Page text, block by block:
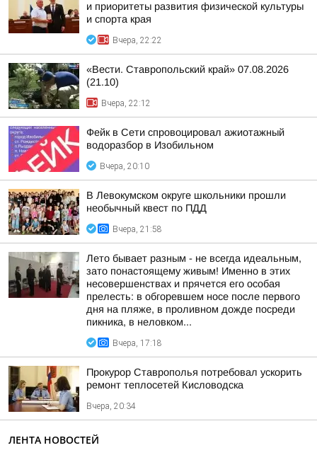
и приоритеты развития физической культуры
и спорта края
Вчера, 22:22
«Вести. Ставропольский край» 07.08.2026
(21.10)
Вчера, 22:12
Фейк в Сети спровоцировал ажиотажный
водоразбор в Изобильном
Вчера, 20:10
В Левокумском округе школьники прошли
необычный квест по ПДД
Вчера, 21:58
Лето бывает разным - не всегда идеальным,
зато понастоящему живым! Именно в этих
несовершенствах и прячется его особая
прелесть: в обгоревшем носе после первого
дня на пляже, в проливном дожде посреди
пикника, в неловком...
Вчера, 17:18
Прокурор Ставрополья потребовал ускорить
ремонт теплосетей Кисловодска
Вчера, 20:34
ЛЕНТА НОВОСТЕЙ